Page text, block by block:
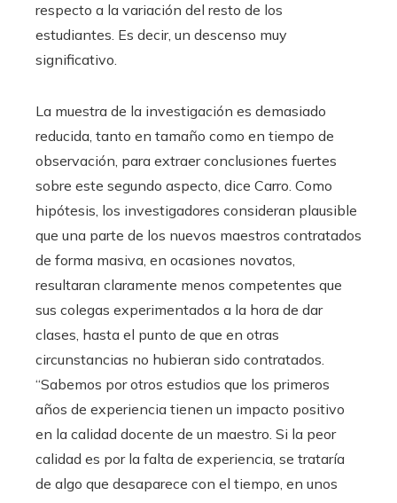
respecto a la variación del resto de los
estudiantes. Es decir, un descenso muy
significativo.
La muestra de la investigación es demasiado
reducida, tanto en tamaño como en tiempo de
observación, para extraer conclusiones fuertes
sobre este segundo aspecto, dice Carro. Como
hipótesis, los investigadores consideran plausible
que una parte de los nuevos maestros contratados
de forma masiva, en ocasiones novatos,
resultaran claramente menos competentes que
sus colegas experimentados a la hora de dar
clases, hasta el punto de que en otras
circunstancias no hubieran sido contratados.
“Sabemos por otros estudios que los primeros
años de experiencia tienen un impacto positivo
en la calidad docente de un maestro. Si la peor
calidad es por la falta de experiencia, se trataría
de algo que desaparece con el tiempo, en unos